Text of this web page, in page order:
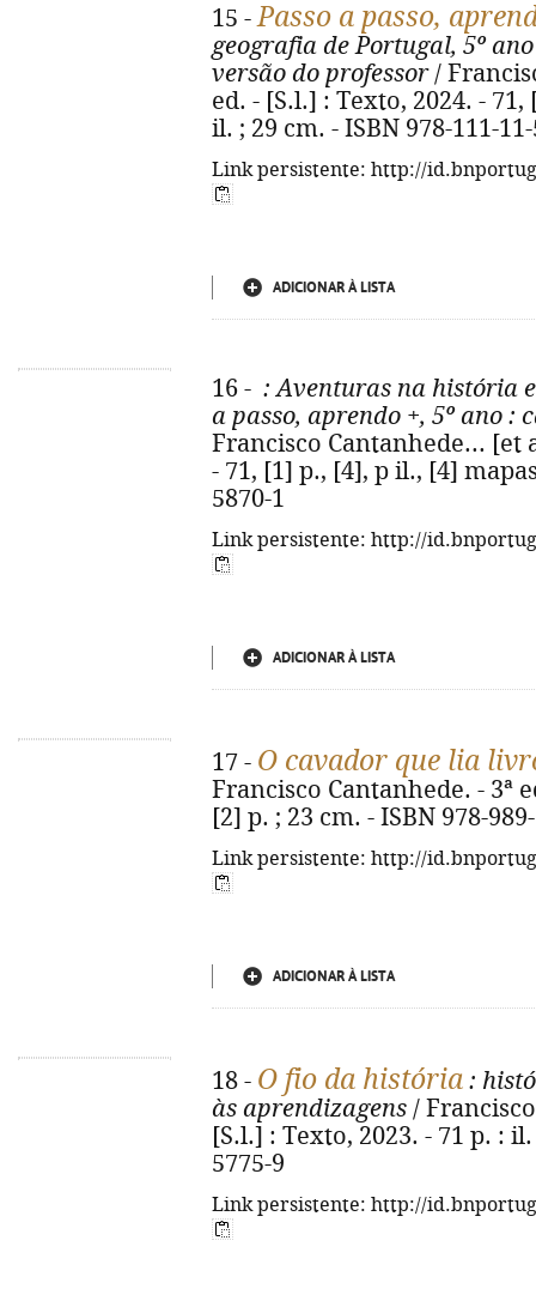
15 -Passo a passo,
geografia de Portugal, 5º ano
versão do professor/
ed. - [S.l.] : Texto, 2024. -
il. ; 29 cm. - ISBN 978-111-
Link persistente: http://
ADICIONAR À LISTA
16 - : Aventuras na história
a passo, aprendo +, 5º ano :
Francisco Cantanhede... [et
- 71, [1] p., [4], p il., [4]
5870-1
Link persistente: http://
ADICIONAR À LISTA
17 - O cavador que lia
Francisco Cantanhede. - 3ª
[2] p. ; 23 cm. - ISBN 978-
Link persistente: http://
ADICIONAR À LISTA
18 - O fio da história :
às aprendizagens /
[S.l.] : Texto, 2023. - 71 p. :
5775-9
Link persistente: http://